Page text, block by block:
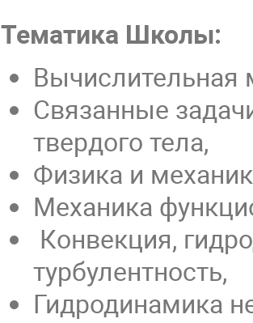
Тематика Школы:
Вычислительная
Связанные
твердого тела,
Физика и
Механика
Конвекция,
турбулентность,
Гидродинамика